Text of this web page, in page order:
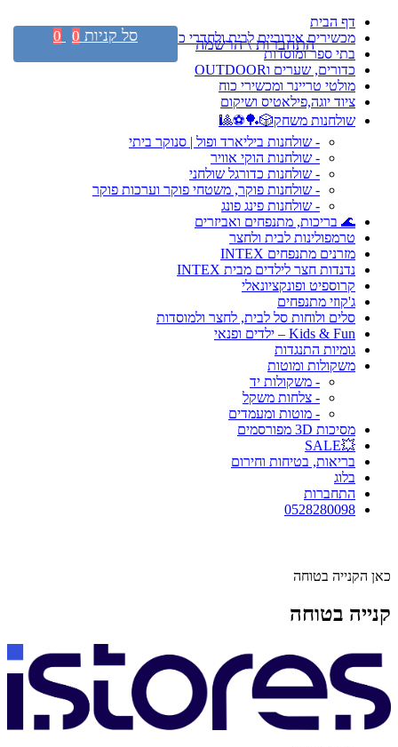
דף הבית
מכשירים אירוביים לבית ולחדרי כושר
בתי ספר ומוסדות
כדורים, שערים וOUTDOOR
מולטי טריינר ומכשירי כוח
ציוד יוגה,פילאטיס ושיקום
שולחנות משחק🎲🏓⚽🎱
- שולחנות ביליארד ופול | סנוקר ביתי
- שולחנות הוקי אוויר
- שולחנות כדורגל שולחני
- שולחנות פוקר, משטחי פוקר וערכות פוקר
- שולחנות פינג פונג
🌊 בריכות, מתנפחים ואביזרים
טרמפולינות לבית ולחצר
מזרנים מתנפחים INTEX
נדנדות חצר לילדים מבית INTEX
קרוספיט ופונקציונאלי
ג'קוזי מתנפחים
סלים ולוחות סל לבית, לחצר ולמוסדות
Kids & Fun – ילדים ופנאי
גומיות התנגדות
משקולות ומוטות
- משקולות יד
- צלחות משקל
- מוטות ומעמדים
מסיכות 3D מפורסמים
💥SALE
בריאות, בטיחות וחירום
בלוג
התחברות
0528280098
כאן הקנייה בטוחה
קנייה בטוחה
התחברות \ הרשמה סל קניות 0
0